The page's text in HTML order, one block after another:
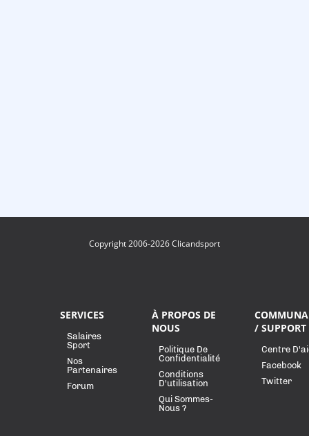
Copyright 2006-2026 Clicandsport
SERVICES
Salaires
Sport
Nos
Partenaires
Forum
À PROPOS DE
NOUS
Politique De
Confidentialité
Conditions
D'utilisation
Qui Sommes-
Nous ?
/ SUPPORT
Centre
Facebook
Twitter